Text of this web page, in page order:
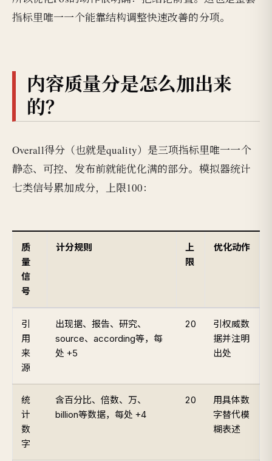
指标里唯一一个能靠结构调整快速改善的分项。
内容质量分是怎么加出来
的？
Overall得分（也就是quality）是三项指标里唯一一个
静态、可控、发布前就能优化满的部分。模拟器统计
七类信号累加成分，上限100：
质
量
信
号
计分规则
上
限
优化动作
引
用
来
源
出现据、报告、研究、
source、according等，每
处 +5
20
引权威数
据并注明
出处
统
计
数
字
含百分比、倍数、万、
billion等数据，每处 +4
20
用具体数
字替代模
糊表述